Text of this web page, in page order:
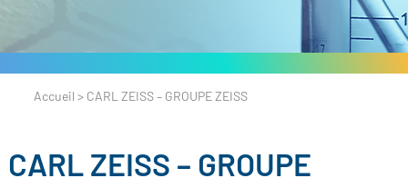
Accueil > CARL ZEISS – GROUPE ZEISS
CARL ZEISS – GROUPE